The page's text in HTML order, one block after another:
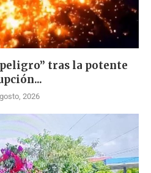
tras la potente
2026